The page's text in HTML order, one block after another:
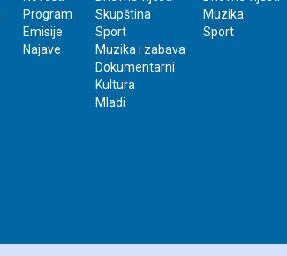
Program
Emisije
Najave
Skupština
Sport
Muzika i zabava
Dokumentarni
Kultura
Mladi
Muzika
Sport